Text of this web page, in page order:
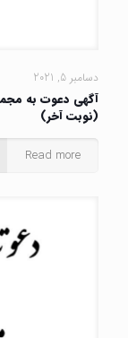
دسامبر 5, 2021
(نوبت آخر)
Read more